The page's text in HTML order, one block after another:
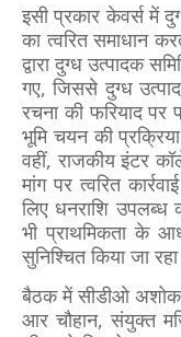
इसी प्रकार केवर्स में
का त्वरित समाधान
द्वारा दुग्ध उत्पादक
गए, जिससे दुग्ध
रचना की फरियाद पर
भूमि चयन की
वहीं, राजकीय इंटर
मांग पर त्वरित
लिए धनराशि उपलब्ध
भी प्राथमिकता के
सुनिश्चित किया जा
बैठक में सीडीओ अशोक
आर चौहान, संयुक्त